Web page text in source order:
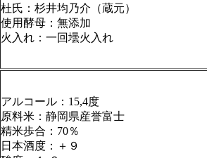
杜氏：杉井均乃介（蔵元）
使用酵母：無添加
火入れ：一回壜火入れ
アルコール：15,4度
原料米：静岡県産誉富士
精米歩合：70％
日本酒度：＋９